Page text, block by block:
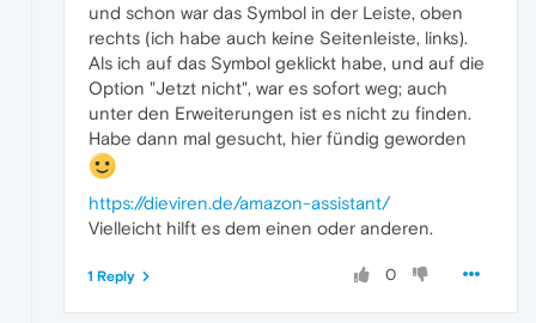
und schon war das Symbol in der Leiste, oben
rechts (ich habe auch keine Seitenleiste, links).
Als ich auf das Symbol geklickt habe, und auf die
Option "Jetzt nicht", war es sofort weg; auch
unter den Erweiterungen ist es nicht zu finden.
Habe dann mal gesucht, hier fündig geworden
https://dieviren.de/amazon-assistant/
Vielleicht hilft es dem einen oder anderen.
0
1 Reply